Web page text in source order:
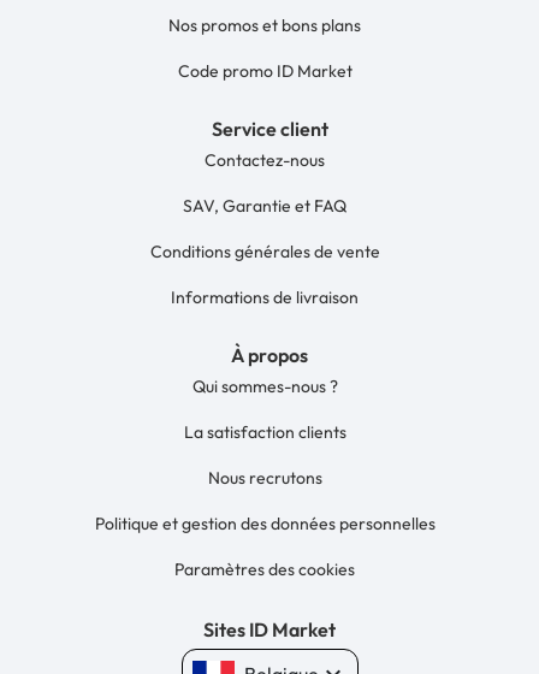
Nos promos et bons plans
Code promo ID Market
Service client
Contactez-nous
SAV, Garantie et FAQ
Conditions générales de vente
Informations de livraison
À propos
Qui sommes-nous ?
La satisfaction clients
Nous recrutons
Politique et gestion des données personnelles
Paramètres des cookies
Sites ID Market